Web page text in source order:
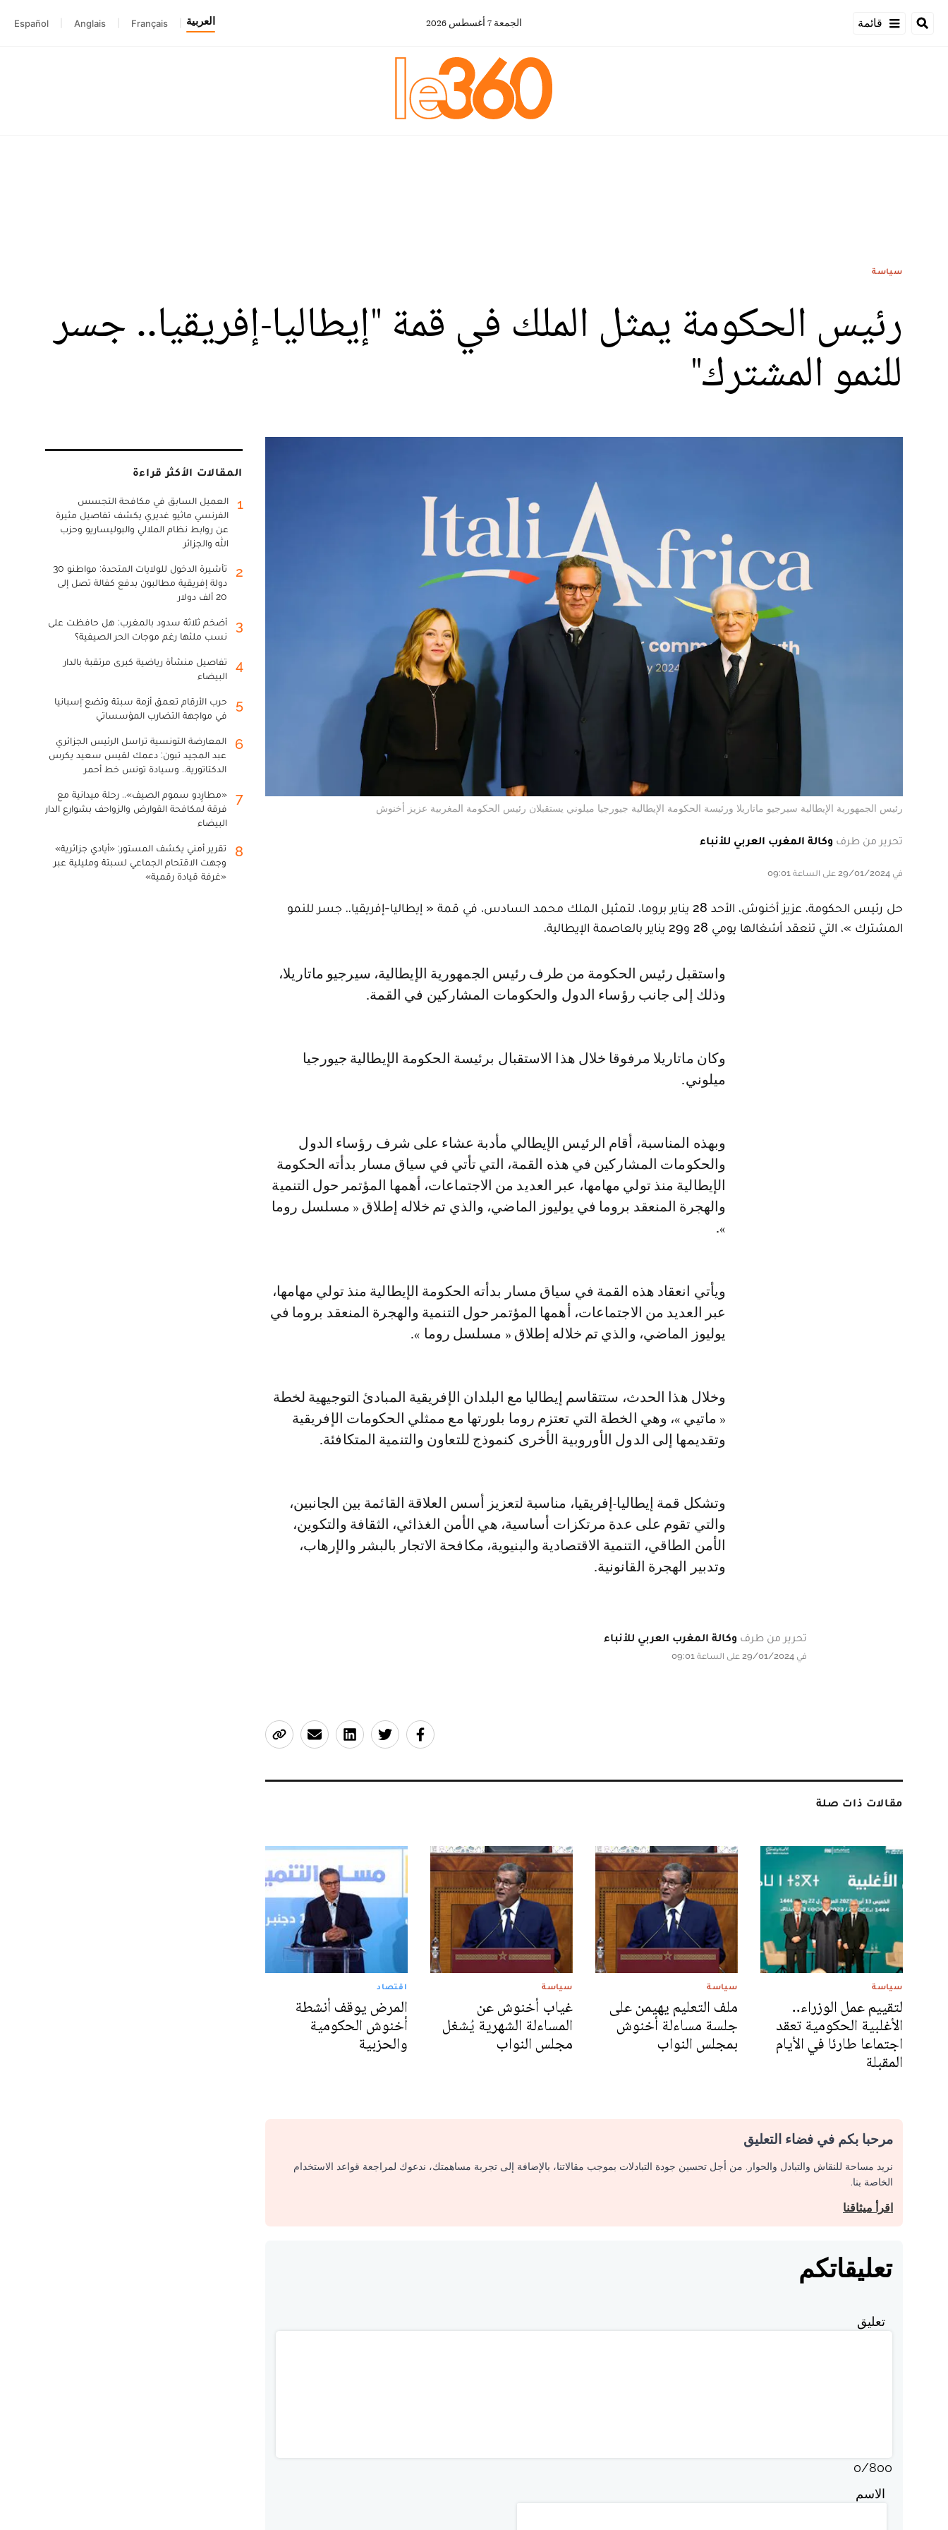
قائمة الجمعة 7 أغسطس 2026 العربية Français
Anglais
Español
سياسة
رئيس الحكومة يمثل الملك في قمة "إيطاليا-إفريقيا.. جسر
للنمو المشترك"
رئيس الجمهورية الإيطالية سيرجيو ماتاريلا ورئيسة الحكومة الإيطالية جيورجيا ميلوني يستقبلان رئيس الحكومة المغربية عزيز أخنوش
تحرير من طرف وكالة المغرب العربي للأنباء
في 29/01/2024 على الساعة 09:01
حل رئيس الحكومة، عزيز أخنوش، الأحد 28 يناير بروما، لتمثيل الملك محمد السادس، في قمة « إيطاليا-إفريقيا.. جسر للنمو
المشترك »، التي تنعقد أشغالها يومي 28 و29 يناير بالعاصمة الإيطالية.
واستقبل رئيس الحكومة من طرف رئيس الجمهورية الإيطالية، سيرجيو ماتاريلا،
وذلك إلى جانب رؤساء الدول والحكومات المشاركين في القمة.
وكان ماتاريلا مرفوقا خلال هذا الاستقبال برئيسة الحكومة الإيطالية جيورجيا
ميلوني.
وبهذه المناسبة، أقام الرئيس الإيطالي مأدبة عشاء على شرف رؤساء الدول
والحكومات المشاركين في هذه القمة، التي تأتي في سياق مسار بدأته الحكومة
الإيطالية منذ تولي مهامها، عبر العديد من الاجتماعات، أهمها المؤتمر حول التنمية
والهجرة المنعقد بروما في يوليوز الماضي، والذي تم خلاله إطلاق « مسلسل روما
».
ويأتي انعقاد هذه القمة في سياق مسار بدأته الحكومة الإيطالية منذ تولي مهامها،
عبر العديد من الاجتماعات، أهمها المؤتمر حول التنمية والهجرة المنعقد بروما في
يوليوز الماضي، والذي تم خلاله إطلاق « مسلسل روما ».
وخلال هذا الحدث، ستتقاسم إيطاليا مع البلدان الإفريقية المبادئ التوجيهية لخطة
« ماتيي »، وهي الخطة التي تعتزم روما بلورتها مع ممثلي الحكومات الإفريقية
وتقديمها إلى الدول الأوروبية الأخرى كنموذج للتعاون والتنمية المتكافئة.
وتشكل قمة إيطاليا-إفريقيا، مناسبة لتعزيز أسس العلاقة القائمة بين الجانبين،
والتي تقوم على عدة مرتكزات أساسية، هي الأمن الغذائي، الثقافة والتكوين،
الأمن الطاقي، التنمية الاقتصادية والبنيوية، مكافحة الاتجار بالبشر والإرهاب،
وتدبير الهجرة القانونية.
تحرير من طرف وكالة المغرب العربي للأنباء
في 29/01/2024 على الساعة 09:01
مقالات ذات صلة
سياسة
لتقييم عمل الوزراء..
الأغلبية الحكومية تعقد
اجتماعا طارئا في الأيام
المقبلة
سياسة
ملف التعليم يهيمن على
جلسة مساءلة أخنوش
بمجلس النواب
سياسة
غياب أخنوش عن
المساءلة الشهرية يُشغل
مجلس النواب
اقتصاد
المرض يوقف أنشطة
أخنوش الحكومية
والحزبية
مرحبا بكم في فضاء التعليق
نريد مساحة للنقاش والتبادل والحوار. من أجل تحسين جودة التبادلات بموجب مقالاتنا، بالإضافة إلى تجربة مساهمتك، ندعوك لمراجعة قواعد الاستخدام
الخاصة بنا.
اقرأ ميثاقنا
تعليقاتكم
تعليق
0/800
الاسم
المقالات الأكثر قراءة
1
العميل السابق في مكافحة التجسس
الفرنسي ماثيو غديري يكشف تفاصيل مثيرة
عن روابط نظام الملالي والبوليساريو وحزب
الله والجزائر
2
تأشيرة الدخول للولايات المتحدة: مواطنو 30
دولة إفريقية مطالبون بدفع كفالة تصل إلى
20 ألف دولار
3
أضخم ثلاثة سدود بالمغرب: هل حافظت على
نسب ملئها رغم موجات الحر الصيفية؟
4
تفاصيل منشأة رياضية كبرى مرتقبة بالدار
البيضاء
5
حرب الأرقام تعمق أزمة سبتة وتضع إسبانيا
في مواجهة التضارب المؤسساتي
6
المعارضة التونسية تراسل الرئيس الجزائري
عبد المجيد تبون: دعمك لقيس سعيد يكرس
الدكتاتورية.. وسيادة تونس خط أحمر
7
«مطارِدو سموم الصيف».. رحلة ميدانية مع
فرقة لمكافحة القوارض والزواحف بشوارع الدار
البيضاء
8
تقرير أمني يكشف المستور: «أيادي جزائرية»
وجهت الاقتحام الجماعي لسبتة ومليلية عبر
«غرفة قيادة رقمية»